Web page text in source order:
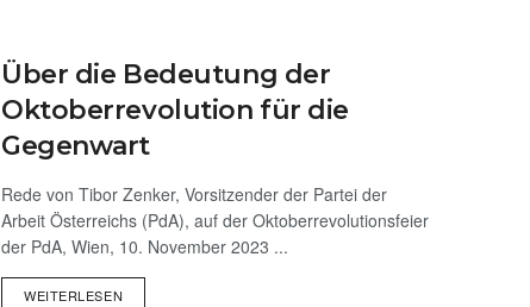
Über die Bedeutung der
Oktoberrevolution für die
Gegenwart
Rede von Tibor Zenker, Vorsitzender der Partei der
Arbeit Österreichs (PdA), auf der Oktoberrevolutionsfeier
der PdA, Wien, 10. November 2023 ...
WEITERLESEN